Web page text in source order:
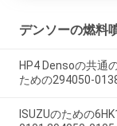
デンソーの燃料
HP4 Densoの共通
ための294050-
ISUZUのための